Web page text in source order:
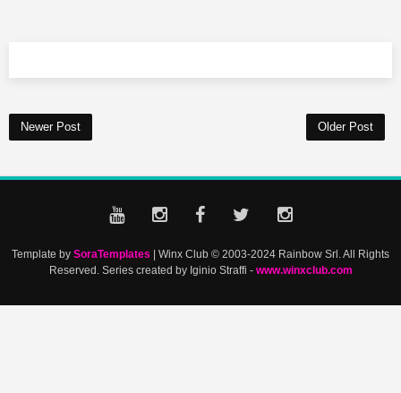
Newer Post Older Post
Template by SoraTemplates | Winx Club © 2003-2024 Rainbow Srl. All Rights
Reserved. Series created by Iginio Straffi - www.winxclub.com